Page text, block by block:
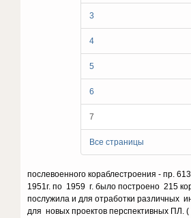
3
4
5
6
7
Все страницы
послевоенного кораблестроения - пр.
1951г. по 1959 г. было построено 215
послужила и для отработки различных
для новых проектов перспективных ПЛ.